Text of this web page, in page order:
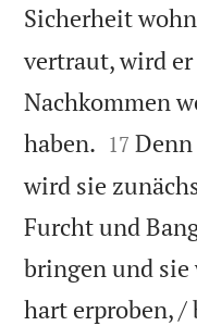
Sicherheit
vertraut, wird
Nachkommen
haben. 

17
wird sie
Furcht und
bringen und
hart erproben, /